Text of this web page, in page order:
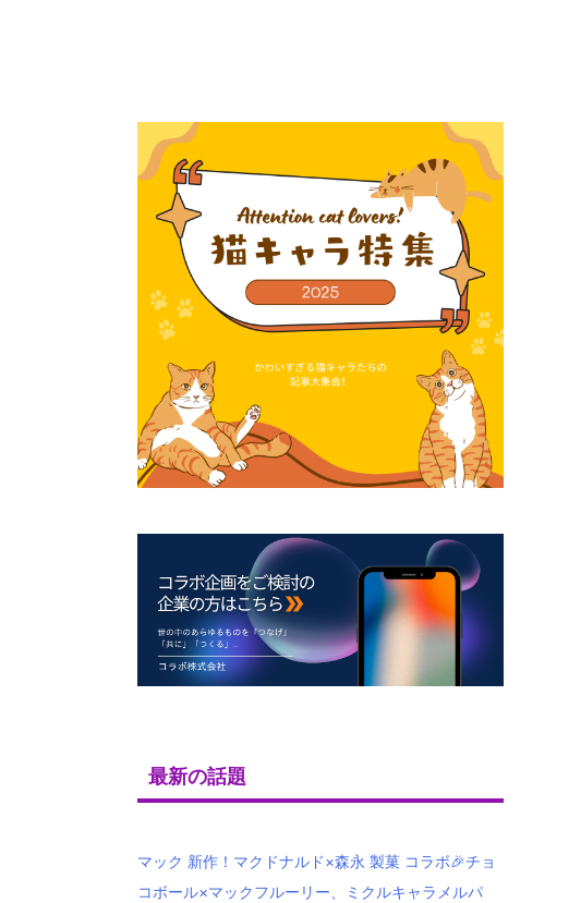
最新の話題
マック 新作！マクドナルド×森永 製菓 コラボ🎉チョ
コボール×マックフルーリー、ミクルキャラメルパ